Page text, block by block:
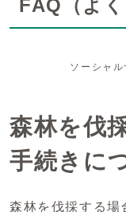
FAQ（よく
ソーシャ
森林を伐
手続きに
森林を伐採する場